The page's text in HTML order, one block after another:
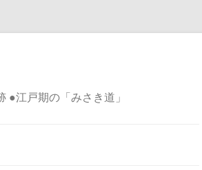
江戸期の「みさき道」